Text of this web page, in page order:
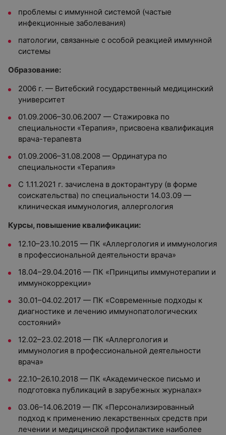
проблемы с иммунной системой (частые
инфекционные заболевания)
патологии, связанные с особой реакцией иммунной
системы
Образование:
2006 г. — Витебский государственный медицинский
университет
01.09.2006–30.06.2007 — Стажировка по
специальности «Терапия», присвоена квалификация
врача-терапевта
01.09.2006–31.08.2008 — Ординатура по
специальности «Терапия»
С 1.11.2021 г. зачислена в докторантуру (в форме
соискательства) по специальности 14.03.09 —
клиническая иммунология, аллергология
Курсы, повышение квалификации:
12.10–23.10.2015 — ПК «Аллергология и иммунология
в профессиональной деятельности врача»
18.04–29.04.2016 — ПК «Принципы иммунотерапии и
иммунокоррекции»
30.01–04.02.2017 — ПК «Современные подходы к
диагностике и лечению иммунопатологических
состояний»
12.02–23.02.2018 — ПК «Аллергология и
иммунология в профессиональной деятельности
врача»
22.10–26.10.2018 — ПК «Академическое письмо и
подготовка публикаций в зарубежных журналах»
03.06–14.06.2019 — ПК «Персонализированный
подход к применению лекарственных средств при
лечении и медицинской профилактике наиболее